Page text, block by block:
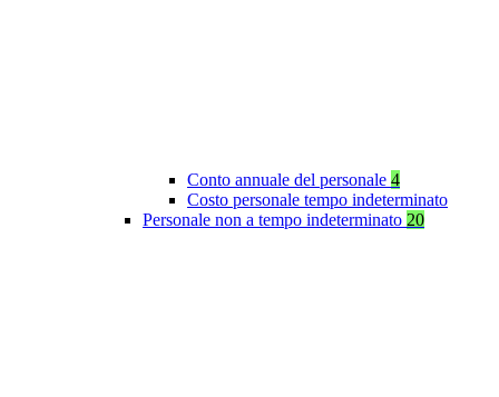
Conto annuale del personale 4
Costo personale tempo indeterminato
Personale non a tempo indeterminato 20